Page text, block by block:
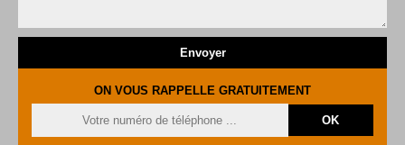
ON VOUS RAPPELLE GRATUITEMENT